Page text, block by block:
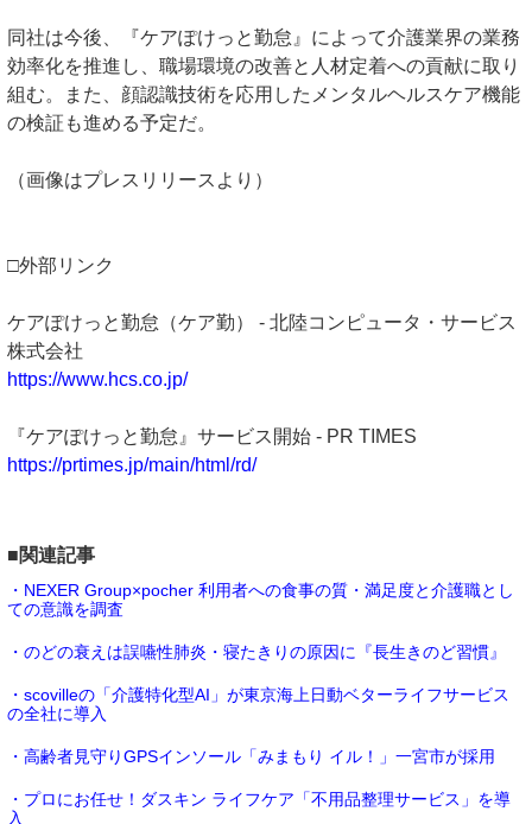
同社は今後、『ケアぽけっと勤怠』によって介護業界の業務
効率化を推進し、職場環境の改善と人材定着への貢献に取り
組む。また、顔認識技術を応用したメンタルヘルスケア機能
の検証も進める予定だ。
（画像はプレスリリースより）
□外部リンク
ケアぽけっと勤怠（ケア勤） - 北陸コンピュータ・サービス
株式会社
https://www.hcs.co.jp/
『ケアぽけっと勤怠』サービス開始 - PR TIMES
https://prtimes.jp/main/html/rd/
■関連記事
・NEXER Group×pocher 利用者への食事の質・満足度と介護職とし
ての意識を調査
・のどの衰えは誤嚥性肺炎・寝たきりの原因に『長生きのど習慣』
・scovilleの「介護特化型AI」が東京海上日動ベターライフサービス
の全社に導入
・高齢者見守りGPSインソール「みまもり イル！」一宮市が採用
・プロにお任せ！ダスキン ライフケア「不用品整理サービス」を導
入